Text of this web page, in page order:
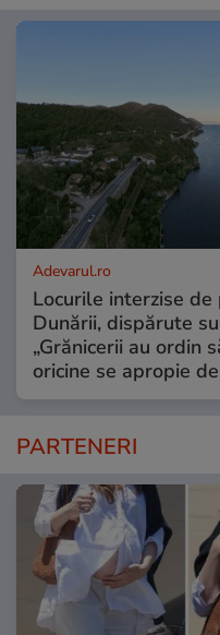
Adevarul.ro
Locurile interzise
Dunării, dispărute
„Grănicerii au ordin
oricine se apropie
PARTENERI